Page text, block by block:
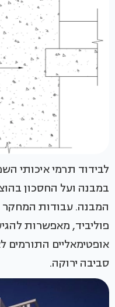
לבידוד תרמי איכותי
במבנה ועל החסכון
המבנה. עבודות
פוליביד, מאפשרות
אופטימאליים התורמים
סביבה ירוקה.